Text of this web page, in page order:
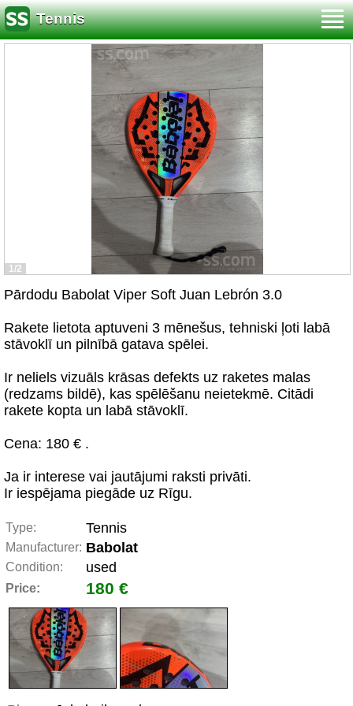
Tennis
1/2
Pārdodu Babolat Viper Soft Juan Lebrón 3.0
Rakete lietota aptuveni 3 mēnešus, tehniski ļoti labā
stāvoklī un pilnībā gatava spēlei.
Ir neliels vizuāls krāsas defekts uz raketes malas
(redzams bildē), kas spēlēšanu neietekmē. Citādi
rakete kopta un labā stāvoklī.
Cena: 180 € .
Ja ir interese vai jautājumi raksti privāti.
Ir iespējama piegāde uz Rīgu.
Type: Tennis
Manufacturer: Babolat
Condition: used
Price: 180 €